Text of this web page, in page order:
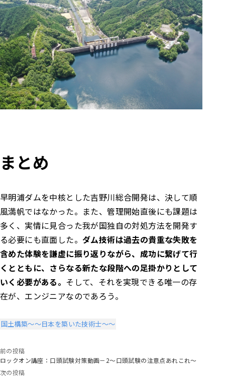
まとめ
早明浦ダムを中核とした吉野川総合開発は、決して順
風満帆ではなかった。また、管理開始直後にも課題は
多く、実情に見合った我が国独自の対処方法を開発す
る必要にも直面した。 ダム技術は過去の貴重な失敗を
含めた体験を謙虚に振り返りながら、成功に繋げて行
くとともに、さらなる新たな段階への足掛かりとして
いく必要がある。 そして、それを実現できる唯一の存
在が、エンジニアなのであろう。
国土構築～～日本を築いた技術士～～
前の投稿
ロックオン講座：口頭試験対策動画－2～口頭試験の注意点あれこれ～
次の投稿